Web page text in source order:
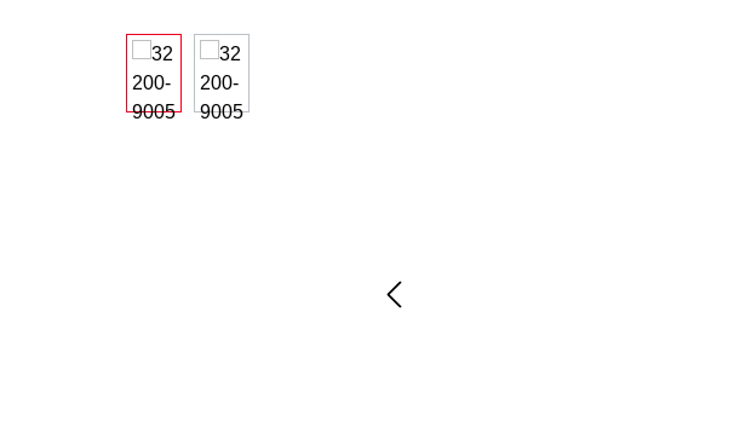
Bildergalerie überspringen